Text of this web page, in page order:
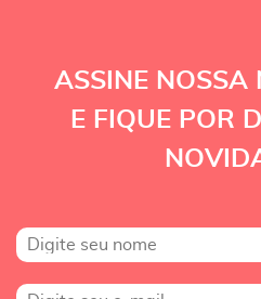
ASSINE NOSSA
E FIQUE POR